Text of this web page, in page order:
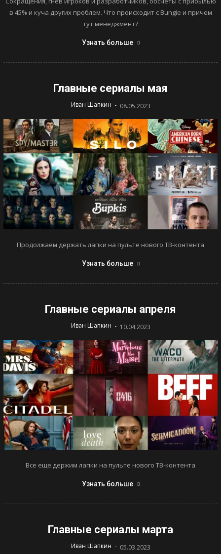
в 45% и куча других проблем. Что происходит с Bungie и причем
тут менеджмент?
Узнать больше
Главные сериалы мая
Иван Шапкин - 08.05.2023
Продолжаем держать лапки на пульте нового ТВ-контента
Узнать больше
Главные сериалы апреля
Иван Шапкин - 10.04.2023
Все еще держим лапки на пульте нового ТВ-контента
Узнать больше
Главные сериалы марта
Иван Шапкин - 05.03.2023